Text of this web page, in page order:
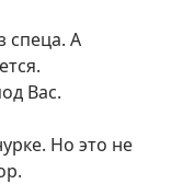
спеца. А
Вас.
Но это не